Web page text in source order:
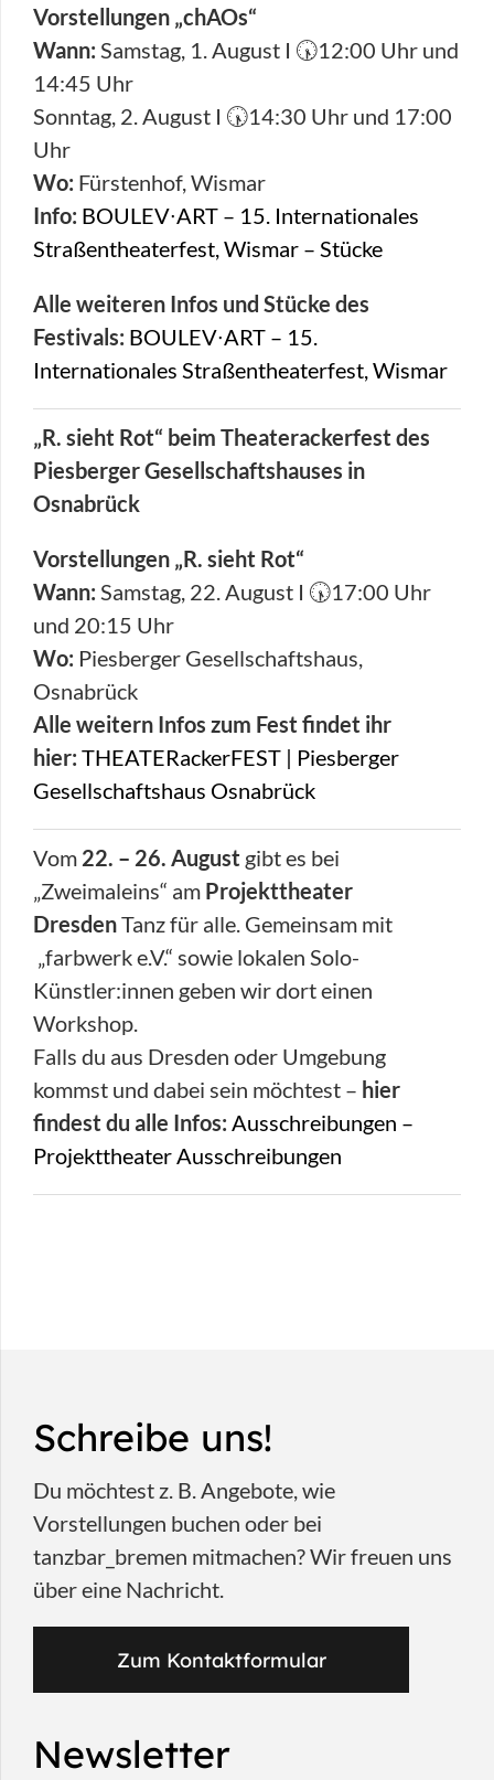
Vorstellungen „chAOs“
Wann: Samstag, 1. August I 🕠12:00 Uhr und
14:45 Uhr
Sonntag, 2. August I 🕠14:30 Uhr und 17:00
Uhr
Wo: Fürstenhof, Wismar
Info: BOULEV∙ART – 15. Internationales
Straßentheaterfest, Wismar – Stücke
Alle weiteren Infos und Stücke des
Festivals: BOULEV∙ART – 15.
Internationales Straßentheaterfest, Wismar
„R. sieht Rot“ beim Theaterackerfest des
Piesberger Gesellschaftshauses in
Osnabrück
Vorstellungen „R. sieht Rot“
Wann: Samstag, 22. August I 🕠17:00 Uhr
und 20:15 Uhr
Wo: Piesberger Gesellschaftshaus,
Osnabrück
Alle weitern Infos zum Fest findet ihr
hier: THEATERackerFEST | Piesberger
Gesellschaftshaus Osnabrück
Vom 22. – 26. August gibt es bei
„Zweimaleins“ am Projekttheater
DresdenTanz für alle. Gemeinsam mit
„farbwerk e.V.“ sowie lokalen Solo-
Künstler:innen geben wir dort einen
Workshop.
Falls du aus Dresden oder Umgebung
kommst und dabei sein möchtest – hier
findest du alle Infos: Ausschreibungen –
Projekttheater Ausschreibungen
Schreibe uns!
Du möchtest z. B. Angebote, wie
Vorstellungen buchen oder bei
tanzbar_bremen mitmachen? Wir freuen uns
über eine Nachricht.
Zum Kontaktformular
Newsletter